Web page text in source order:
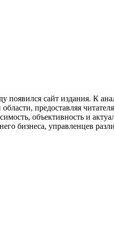
сайт издания. К
предоставляя
объективность и
бизнеса, управленцев